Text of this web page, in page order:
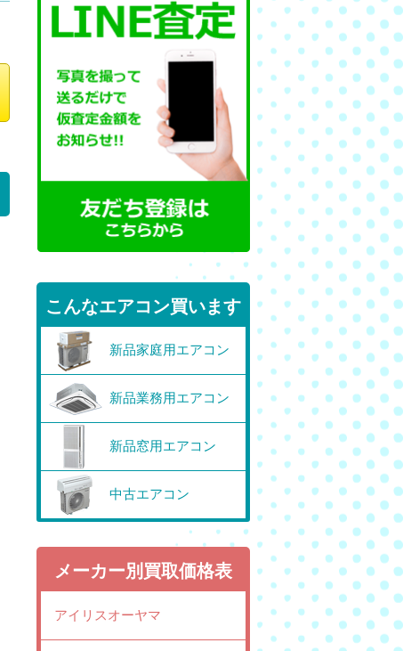
こんなエアコン買います
新品家庭用エアコン
新品業務用エアコン
新品窓用エアコン
中古エアコン
メーカー別買取価格表
アイリスオーヤマ